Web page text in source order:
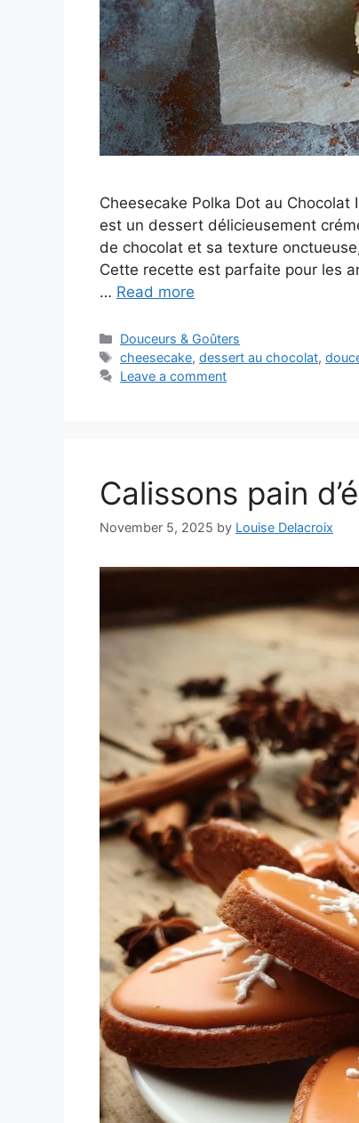
Cheesecake Polka Dot au Chocolat
est un dessert délicieusement
de chocolat et sa texture
Cette recette est parfaite pour les
… Read more
Categories
Douceurs & Goûters
Tags
cheesecake,dessert au chocolat,
Leave a comment
Calissons pain
November 5, 2025 by Louise Delacroix